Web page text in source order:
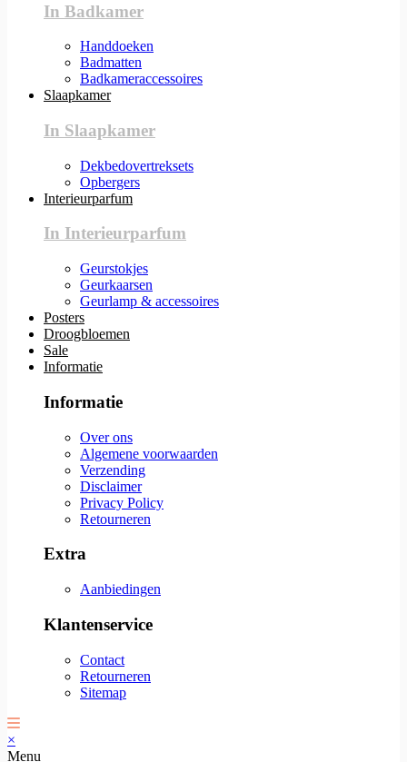
In Badkamer
Handdoeken
Badmatten
Badkameraccessoires
Slaapkamer
In Slaapkamer
Dekbedovertreksets
Opbergers
Interieurparfum
In Interieurparfum
Geurstokjes
Geurkaarsen
Geurlamp & accessoires
Posters
Droogbloemen
Sale
Informatie
Informatie
Over ons
Algemene voorwaarden
Verzending
Disclaimer
Privacy Policy
Retourneren
Extra
Aanbiedingen
Klantenservice
Contact
Retourneren
Sitemap
×
Menu